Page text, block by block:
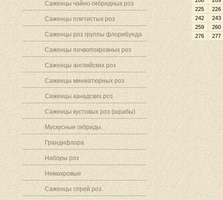
Саженцы чайно-гибридных роз
Саженцы плетистых роз
Саженцы роз группы флорибунда
Саженцы почвопокровных роз
Саженцы английских роз
Саженцы миниатюрных роз
Саженцы канадских роз
Саженцы кустовых роз (шрабы)
Мускусные гибриды.
Грандифлора
Наборы роз
Немахровые
Саженцы спрей роз.
225
226
242
243
259
260
276
277